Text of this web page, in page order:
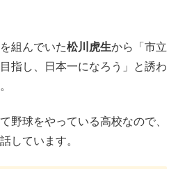
組んでいた松川虎生から「市立
指し、日本一になろう」と誘わ
野球をやっている高校なので、
しています。